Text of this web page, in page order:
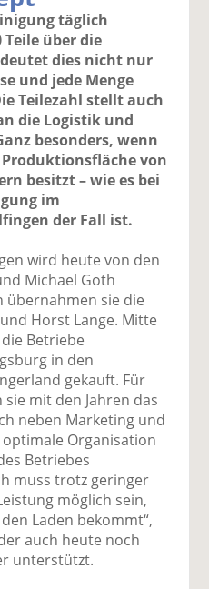
täglich
über die
dies nicht nur
und jede Menge
Teilezahl stellt auch
die Logistik und
besonders, wenn
von
besitzt – wie es bei
im
der Fall ist.
wird heute von den
Michael Goth
übernahmen sie die
Horst Lange. Mitte
Betriebe
in den
gekauft. Für
mit den Jahren das
neben Marketing und
Organisation
Betriebes
muss trotz geringer
möglich sein,
Laden bekommt“,
auch heute noch
unterstützt.